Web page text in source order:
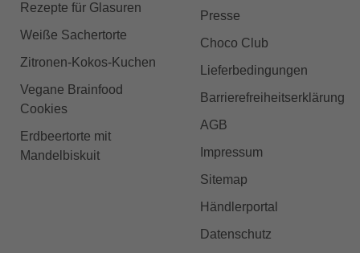
Rezepte für Glasuren
Weiße Sachertorte
Zitronen-Kokos-Kuchen
Vegane Brainfood
Cookies
Erdbeertorte mit
Mandelbiskuit
Presse
Choco Club
Lieferbedingungen
Barrierefreiheitserklärung
AGB
Impressum
Sitemap
Händlerportal
Datenschutz